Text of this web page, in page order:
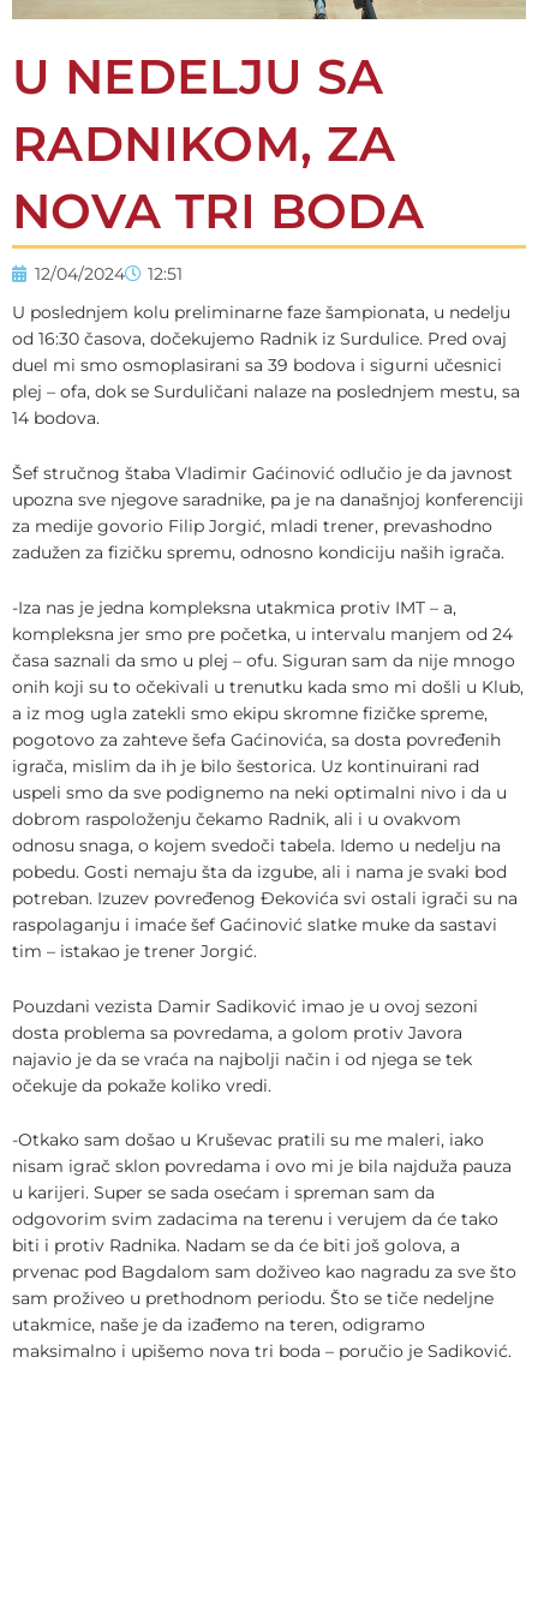
U NEDELJU SA
RADNIKOM, ZA
NOVA TRI BODA
12/04/2024
12:51
U poslednjem kolu preliminarne faze šampionata, u nedelju
od 16:30 časova, dočekujemo Radnik iz Surdulice. Pred ovaj
duel mi smo osmoplasirani sa 39 bodova i sigurni učesnici
plej – ofa, dok se Surduličani nalaze na poslednjem mestu, sa
14 bodova.
Šef stručnog štaba Vladimir Gaćinović odlučio je da javnost
upozna sve njegove saradnike, pa je na današnjoj konferenciji
za medije govorio Filip Jorgić, mladi trener, prevashodno
zadužen za fizičku spremu, odnosno kondiciju naših igrača.
-Iza nas je jedna kompleksna utakmica protiv IMT – a,
kompleksna jer smo pre početka, u intervalu manjem od 24
časa saznali da smo u plej – ofu. Siguran sam da nije mnogo
onih koji su to očekivali u trenutku kada smo mi došli u Klub,
a iz mog ugla zatekli smo ekipu skromne fizičke spreme,
pogotovo za zahteve šefa Gaćinovića, sa dosta povređenih
igrača, mislim da ih je bilo šestorica. Uz kontinuirani rad
uspeli smo da sve podignemo na neki optimalni nivo i da u
dobrom raspoloženju čekamo Radnik, ali i u ovakvom
odnosu snaga, o kojem svedoči tabela. Idemo u nedelju na
pobedu. Gosti nemaju šta da izgube, ali i nama je svaki bod
potreban. Izuzev povređenog Đekovića svi ostali igrači su na
raspolaganju i imaće šef Gaćinović slatke muke da sastavi
tim – istakao je trener Jorgić.
Pouzdani vezista Damir Sadiković imao je u ovoj sezoni
dosta problema sa povredama, a golom protiv Javora
najavio je da se vraća na najbolji način i od njega se tek
očekuje da pokaže koliko vredi.
-Otkako sam došao u Kruševac pratili su me maleri, iako
nisam igrač sklon povredama i ovo mi je bila najduža pauza
u karijeri. Super se sada osećam i spreman sam da
odgovorim svim zadacima na terenu i verujem da će tako
biti i protiv Radnika. Nadam se da će biti još golova, a
prvenac pod Bagdalom sam doživeo kao nagradu za sve što
sam proživeo u prethodnom periodu. Što se tiče nedeljne
utakmice, naše je da izađemo na teren, odigramo
maksimalno i upišemo nova tri boda – poručio je Sadiković.